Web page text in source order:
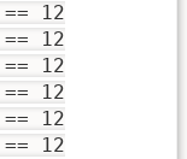
== 12
== 12
== 12
== 12
== 12
== 12